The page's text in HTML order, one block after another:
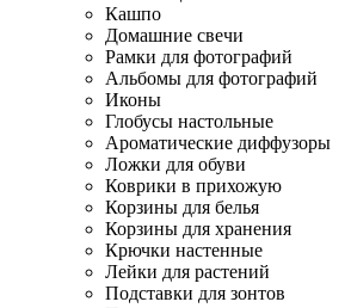
Кашпо
Домашние свечи
Рамки для фотографий
Альбомы для фотографий
Иконы
Глобусы настольные
Ароматические диффузоры
Ложки для обуви
Коврики в прихожую
Корзины для белья
Корзины для хранения
Крючки настенные
Лейки для растений
Подставки для зонтов